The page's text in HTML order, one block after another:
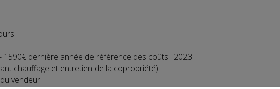
dernière année de référence des coûts : 2023.
chauffage et entretien de la copropriété).
vendeur.